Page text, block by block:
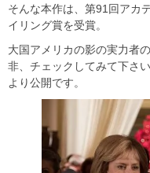
そんな本作は、第91回アカ
イリング賞を受賞。
大国アメリカの影の実力者
非、チェックしてみて下さ
より公開です。